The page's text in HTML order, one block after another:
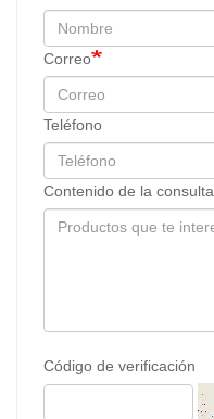
Correo
Teléfono
Contenido de la consulta
Código de verificación